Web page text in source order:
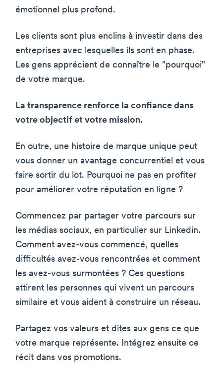
émotionnel plus profond.
Les clients sont plus enclins à investir dans des
entreprises avec lesquelles ils sont en phase.
Les gens apprécient de connaître le "pourquoi"
de votre marque.
La transparence renforce la confiance dans
votre objectif et votre mission.
En outre, une histoire de marque unique peut
vous donner un avantage concurrentiel et vous
faire sortir du lot. Pourquoi ne pas en profiter
pour améliorer votre réputation en ligne ?
Commencez par partager votre parcours sur
les médias sociaux, en particulier sur Linkedin.
Comment avez-vous commencé, quelles
difficultés avez-vous rencontrées et comment
les avez-vous surmontées ? Ces questions
attirent les personnes qui vivent un parcours
similaire et vous aident à construire un réseau.
Partagez vos valeurs et dites aux gens ce que
votre marque représente. Intégrez ensuite ce
récit dans vos promotions.